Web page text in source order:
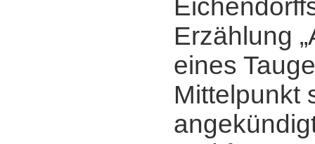
Erzählung
eines
Mittelpunkt